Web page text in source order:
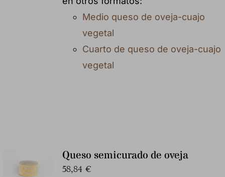
Medio queso de oveja-cuajo
vegetal
Cuarto de queso de oveja-cuajo
vegetal
Queso semicurado de oveja
58,84 €